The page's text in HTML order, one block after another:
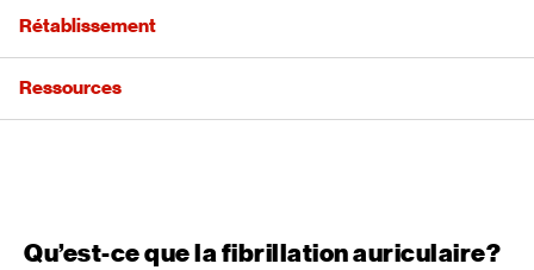
Rétablissement
Ressources
Qu’est-ce que la fibrillation auriculaire?